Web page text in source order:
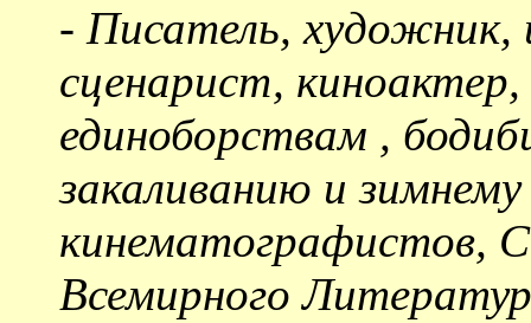
-Писатель, художник,
сценарист,
единоборствам ,
закаливанию и
кинематографистов,
Всемирного